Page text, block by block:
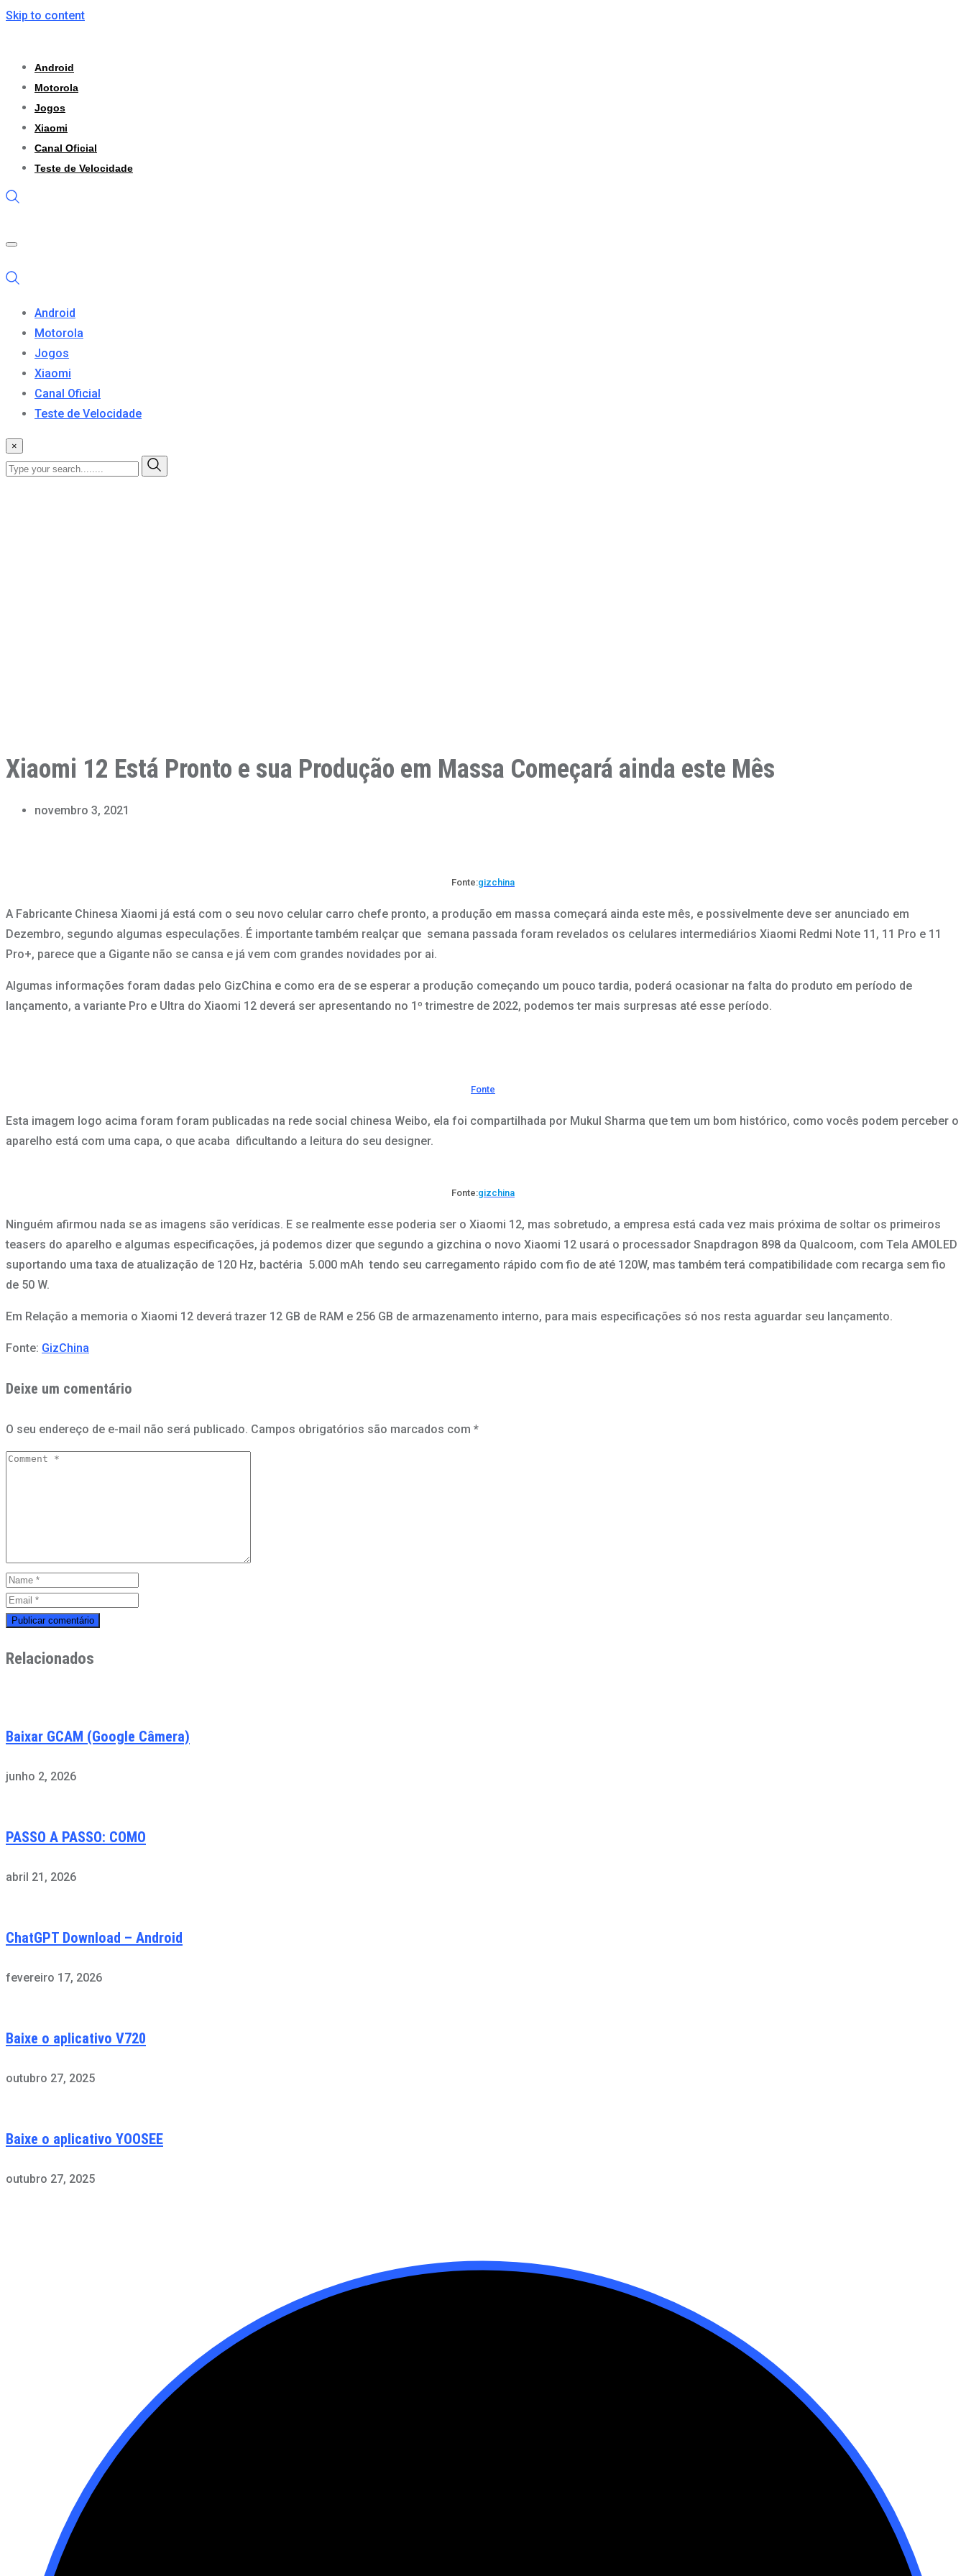
Skip to content
Android
Motorola
Jogos
Xiaomi
Canal Oficial
Teste de Velocidade
Android
Motorola
Jogos
Xiaomi
Canal Oficial
Teste de Velocidade
×
Xiaomi 12 Está Pronto e sua Produção em Massa Começará ainda este Mês
novembro 3, 2021
Fonte:gizchina
A Fabricante Chinesa Xiaomi já está com o seu novo celular carro chefe pronto, a produção em massa começará ainda este mês, e possivelmente deve ser anunciado em
Dezembro, segundo algumas especulações. É importante também realçar que semana passada foram revelados os celulares intermediários Xiaomi Redmi Note 11, 11 Pro e 11
Pro+, parece que a Gigante não se cansa e já vem com grandes novidades por ai.
Algumas informações foram dadas pelo GizChina e como era de se esperar a produção começando um pouco tardia, poderá ocasionar na falta do produto em período de
lançamento, a variante Pro e Ultra do Xiaomi 12 deverá ser apresentando no 1º trimestre de 2022, podemos ter mais surpresas até esse período.
Fonte
Esta imagem logo acima foram foram publicadas na rede social chinesa Weibo, ela foi compartilhada por Mukul Sharma que tem um bom histórico, como vocês podem perceber o
aparelho está com uma capa, o que acaba dificultando a leitura do seu designer.
Fonte:gizchina
Ninguém afirmou nada se as imagens são verídicas. E se realmente esse poderia ser o Xiaomi 12, mas sobretudo, a empresa está cada vez mais próxima de soltar os primeiros
teasers do aparelho e algumas especificações, já podemos dizer que segundo a gizchina o novo Xiaomi 12 usará o processador Snapdragon 898 da Qualcoom, com Tela AMOLED
suportando uma taxa de atualização de 120 Hz, bactéria 5.000 mAh tendo seu carregamento rápido com fio de até 120W, mas também terá compatibilidade com recarga sem fio
de 50 W.
Em Relação a memoria o Xiaomi 12 deverá trazer 12 GB de RAM e 256 GB de armazenamento interno, para mais especificações só nos resta aguardar seu lançamento.
Fonte: GizChina
Deixe um comentário
O seu endereço de e-mail não será publicado. Campos obrigatórios são marcados com *
Relacionados
Baixar GCAM (Google Câmera)
junho 2, 2026
PASSO A PASSO: COMO
abril 21, 2026
ChatGPT Download – Android
fevereiro 17, 2026
Baixe o aplicativo V720
outubro 27, 2025
Baixe o aplicativo YOOSEE
outubro 27, 2025